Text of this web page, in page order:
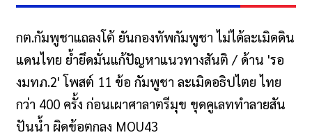
กต.กัมพูชาแถลงโต้ ยันกองทัพกัมพูชา ไม่ได้ละเมิดดิน
แดนไทย ย้ำยึดมั่นแก้ปัญหาแนวทางสันติ / ด้าน 'รอ
งมทภ.2' โพสต์ 11 ข้อ กัมพูชา ละเมิดอธิปไตย ไทย
กว่า 400 ครั้ง ก่อนเผาศาลาตรีมุข ขุดคูเลททำลายสัน
ปันน้ำ ผิดข้อตกลง MOU43